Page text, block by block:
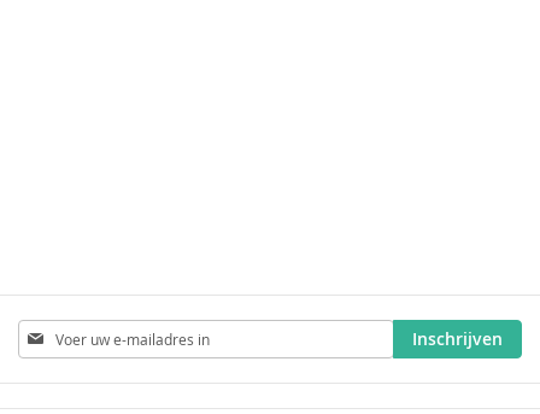
Abonneer
u
op
onze
Inschrijven